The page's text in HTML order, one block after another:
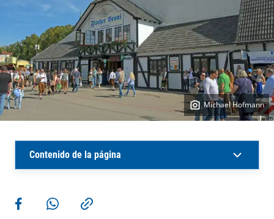
Michael Hofmann
Contenido de la página
Más acciones
Compartir en Facebook
Compartir en WhatsApp
Copiar enlace